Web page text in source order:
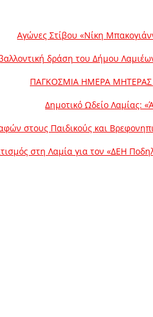
Αγώνες Στίβου «Νίκη
δράση του Δήμου
ΠΑΓΚΟΣΜΙΑ ΗΜΕΡΑ ΜΗΤΕΡΑΣ
Δημοτικό Ωδείο Λαμίας:
στους Παιδικούς και
στη Λαμία για τον «ΔΕΗ